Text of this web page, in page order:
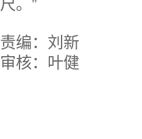
尺。”
责编：刘新
审核：叶健